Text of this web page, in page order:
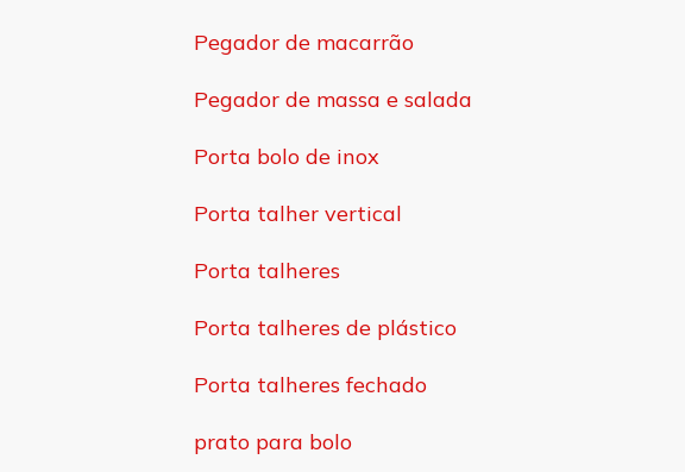
Pegador de macarrão
Pegador de massa e salada
Porta bolo de inox
Porta talher vertical
Porta talheres
Porta talheres de plástico
Porta talheres fechado
prato para bolo